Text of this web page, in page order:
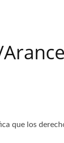
que los